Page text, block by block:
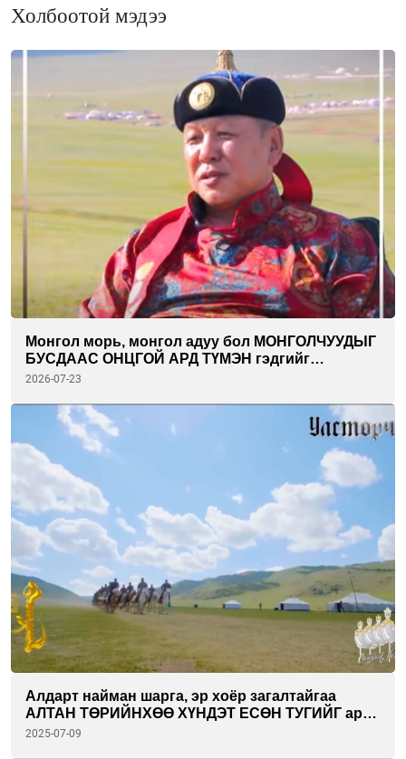
Холбоотой мэдээ
Монгол морь, монгол адуу бол МОНГОЛЧУУДЫГ
БУСДААС ОНЦГОЙ АРД ТҮМЭН гэдгийг
илэрхийлсэн ТАМГА гэж ойлгож болно.
2026-07-23
Алдарт найман шарга, эр хоёр загалтайгаа
АЛТАН ТӨРИЙНХӨӨ ХҮНДЭТ ЕСӨН ТУГИЙГ ард
түмнийхээ өмнө түшихэд бэлэн сойгдлоо
2025-07-09